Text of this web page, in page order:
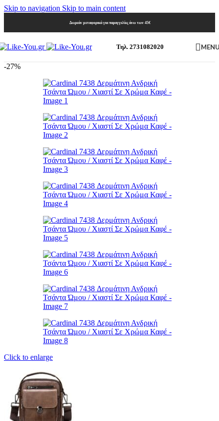
Skip to navigation Skip to main content
Δωρεάν μεταφορικά για παραγγελίες άνω των 45€
Τηλ. 2731082020
-27%
Click to enlarge